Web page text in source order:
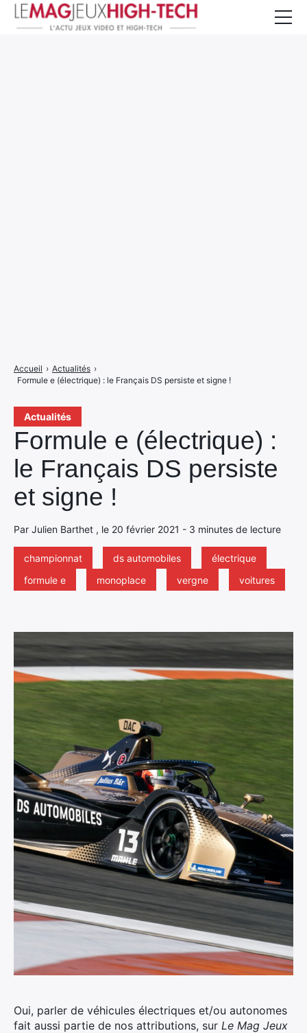
Actualités
Formule e (électrique) :
le Français DS persiste
et signe !
Par Julien Barthet , le 20 février 2021 - 3 minutes de lecture
championnat ds automobiles
électrique
formule e
monoplace vergne voitures
Accueil › Actualités ›
Formule e (électrique) : le Français DS persiste et signe !
Oui, parler de véhicules électriques et/ou autonomes
fait aussi partie de nos attributions, sur Le Mag Jeux